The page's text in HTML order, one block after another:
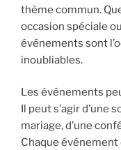
thème commun.
occasion spéciale
événements sont
inoubliables.
Les événements
Il peut s’agir d’une
mariage, d’une
Chaque